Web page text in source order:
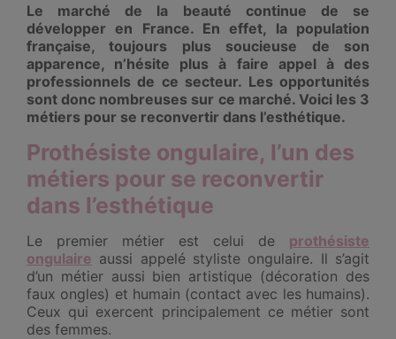
Le marché de la beauté continue de se
développer en France. En effet, la population
française, toujours plus soucieuse de son
apparence, n’hésite plus à faire appel à des
professionnels de ce secteur. Les opportunités
sont donc nombreuses sur ce marché. Voici les 3
métiers pour se reconvertir dans l’esthétique.
Prothésiste ongulaire, l’un des
métiers pour se reconvertir
dans l’esthétique
Le premier métier est celui de prothésiste
ongulaire aussi appelé styliste ongulaire. Il s’agit
d’un métier aussi bien artistique (décoration des
faux ongles) et humain (contact avec les humains).
Ceux qui exercent principalement ce métier sont
des femmes.